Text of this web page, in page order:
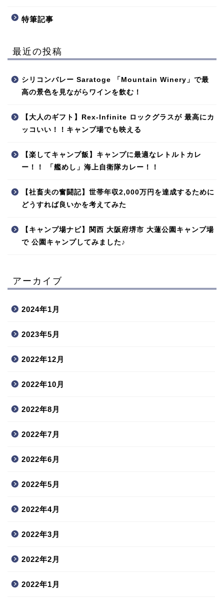
特筆記事
最近の投稿
シリコンバレー Saratoge 「Mountain Winery」で最
高の景色を見ながらワインを飲む！
【大人のギフト】Rex-Infinite ロックグラスが 最高にカ
ッコいい！！キャンプ場でも映える
【楽してキャンプ飯】キャンプに最適なレトルトカレ
ー！！ 「艦めし」海上自衛隊カレー！！
【社畜夫の奮闘記】世帯年収2,000万円を達成するために
どうすれば良いかを考えてみた
【キャンプ場ナビ】関西 大阪府堺市 大蓮公園キャンプ場
で 公園キャンプしてみました♪
アーカイブ
2024年1月
2023年5月
2022年12月
2022年10月
2022年8月
2022年7月
2022年6月
2022年5月
2022年4月
2022年3月
2022年2月
2022年1月